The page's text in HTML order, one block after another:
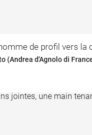
de profil vers la